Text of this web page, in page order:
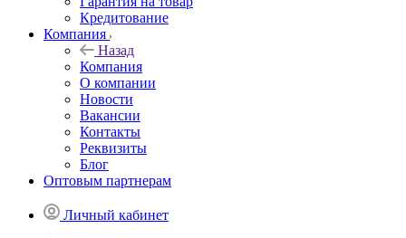
Кредитование
Компания
Назад
Компания
О компании
Новости
Вакансии
Контакты
Реквизиты
Блог
Оптовым партнерам
Личный кабинет